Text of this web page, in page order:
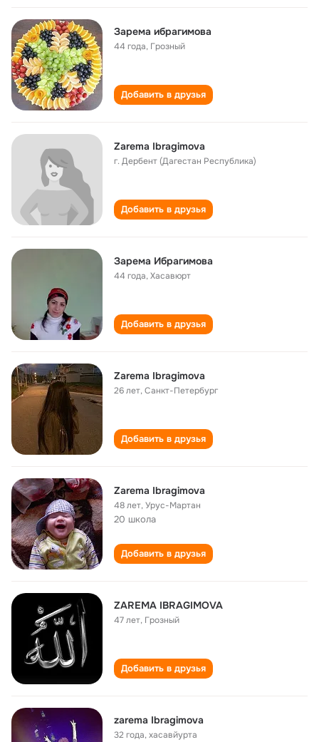
Зарема ибрагимова
44 года, Грозный
Добавить в друзья
Zarema Ibragimova
г. Дербент (Дагестан Республика)
Добавить в друзья
Зарема Ибрагимова
44 года,Хасавюрт
Добавить в друзья
Zarema Ibragimova
26 лет,Санкт-Петербург
Добавить в друзья
Zarema Ibragimova
48 лет,Урус-Мартан
20 школа
Добавить в друзья
ZAREMA IBRAGIMOVA
47 лет, Грозный
Добавить в друзья
zarema Ibragimova
32 года,хасавйурта